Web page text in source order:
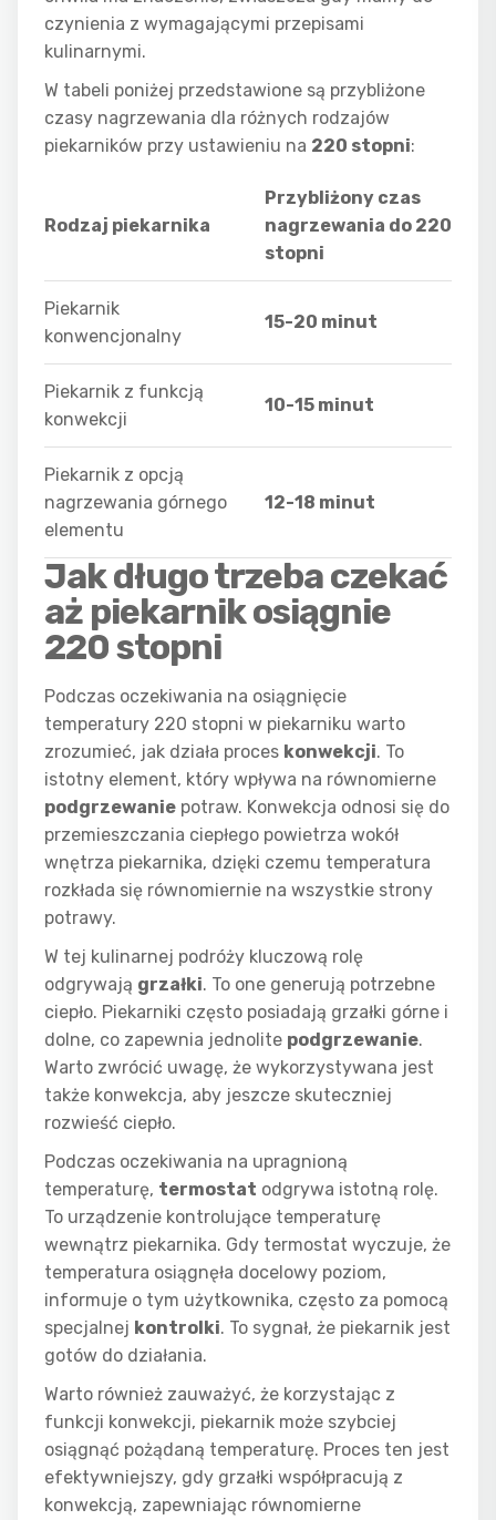
czynienia z wymagającymi przepisami
kulinarnymi.
W tabeli poniżej przedstawione są przybliżone
czasy nagrzewania dla różnych rodzajów
piekarników przy ustawieniu na 220 stopni:
Rodzaj piekarnika
Przybliżony czas
nagrzewania do 220
stopni
Piekarnik
konwencjonalny
15-20 minut
Piekarnik z funkcją
konwekcji
10-15 minut
Piekarnik z opcją
nagrzewania górnego
elementu
12-18 minut
Jak długo trzeba czekać
aż piekarnik osiągnie
220 stopni
Podczas oczekiwania na osiągnięcie
temperatury 220 stopni w piekarniku warto
zrozumieć, jak działa proces konwekcji. To
istotny element, który wpływa na równomierne
podgrzewanie potraw. Konwekcja odnosi się do
przemieszczania ciepłego powietrza wokół
wnętrza piekarnika, dzięki czemu temperatura
rozkłada się równomiernie na wszystkie strony
potrawy.
W tej kulinarnej podróży kluczową rolę
odgrywają grzałki. To one generują potrzebne
ciepło. Piekarniki często posiadają grzałki górne i
dolne, co zapewnia jednolite podgrzewanie.
Warto zwrócić uwagę, że wykorzystywana jest
także konwekcja, aby jeszcze skuteczniej
rozwieść ciepło.
Podczas oczekiwania na upragnioną
temperaturę, termostat odgrywa istotną rolę.
To urządzenie kontrolujące temperaturę
wewnątrz piekarnika. Gdy termostat wyczuje, że
temperatura osiągnęła docelowy poziom,
informuje o tym użytkownika, często za pomocą
specjalnej kontrolki. To sygnał, że piekarnik jest
gotów do działania.
Warto również zauważyć, że korzystając z
funkcji konwekcji, piekarnik może szybciej
osiągnąć pożądaną temperaturę. Proces ten jest
efektywniejszy, gdy grzałki współpracują z
konwekcją, zapewniając równomierne